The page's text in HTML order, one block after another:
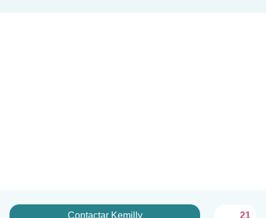
Contactar Kemilly 21